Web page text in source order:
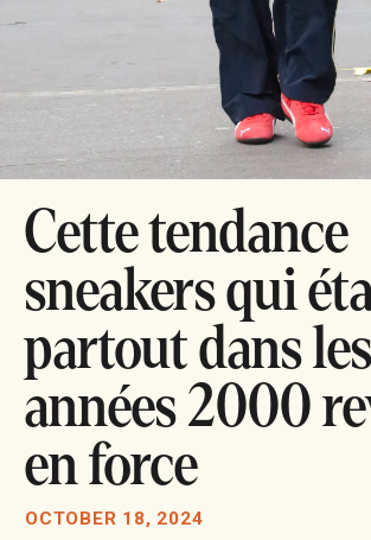
Cette tendance
sneakers qui
partout dans les
années 2000
en force
OCTOBER 18, 2024